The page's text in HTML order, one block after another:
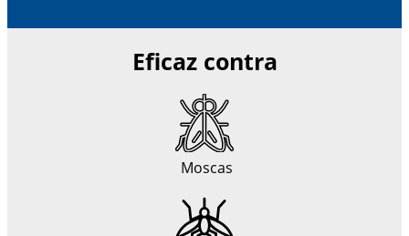
Eficaz contra
Moscas